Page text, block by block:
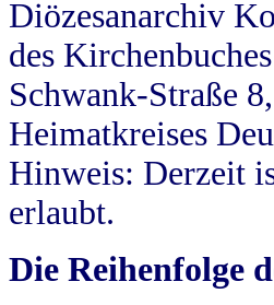
Diözesanarchiv
des
Schwank-Straße
Heimatkreises
Hinweis: Derzeit
erlaubt.
Die Reihenfolge